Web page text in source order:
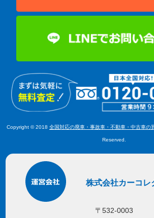
Copyright © 2018 全国対応の廃車・事故車・不動車・中古車の
Reserved.
株式会社カーコレ
〒532-0003